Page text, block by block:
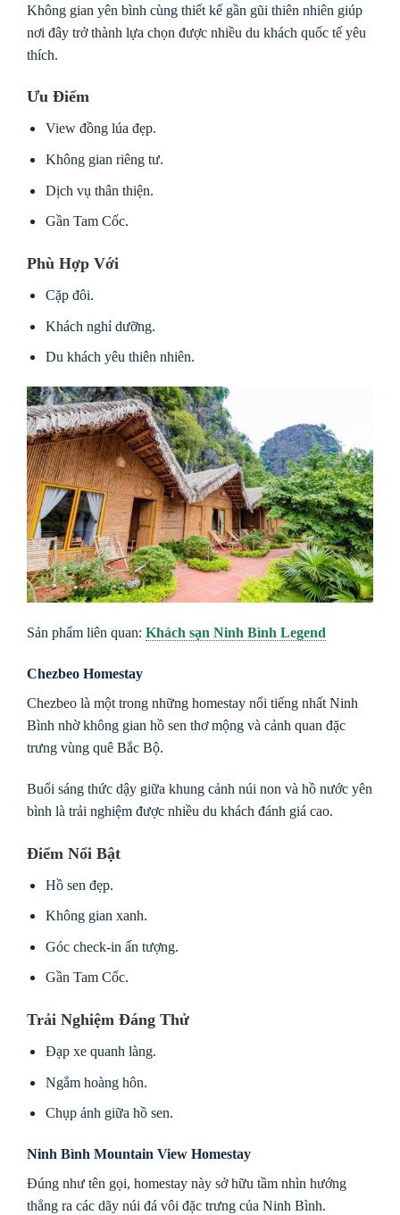
Không gian yên bình cùng thiết kế gần gũi thiên nhiên giúp
nơi đây trở thành lựa chọn được nhiều du khách quốc tế yêu
thích.
Ưu Điểm
View đồng lúa đẹp.
Không gian riêng tư.
Dịch vụ thân thiện.
Gần Tam Cốc.
Phù Hợp Với
Cặp đôi.
Khách nghỉ dưỡng.
Du khách yêu thiên nhiên.
Sản phẩm liên quan: Khách sạn Ninh Bình Legend
Chezbeo Homestay
Chezbeo là một trong những homestay nổi tiếng nhất Ninh
Bình nhờ không gian hồ sen thơ mộng và cảnh quan đặc
trưng vùng quê Bắc Bộ.
Buổi sáng thức dậy giữa khung cảnh núi non và hồ nước yên
bình là trải nghiệm được nhiều du khách đánh giá cao.
Điểm Nổi Bật
Hồ sen đẹp.
Không gian xanh.
Góc check-in ấn tượng.
Gần Tam Cốc.
Trải Nghiệm Đáng Thử
Đạp xe quanh làng.
Ngắm hoàng hôn.
Chụp ảnh giữa hồ sen.
Ninh Bình Mountain View Homestay
Đúng như tên gọi, homestay này sở hữu tầm nhìn hướng
thẳng ra các dãy núi đá vôi đặc trưng của Ninh Bình.